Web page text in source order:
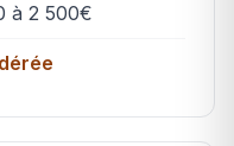
à 2 500€